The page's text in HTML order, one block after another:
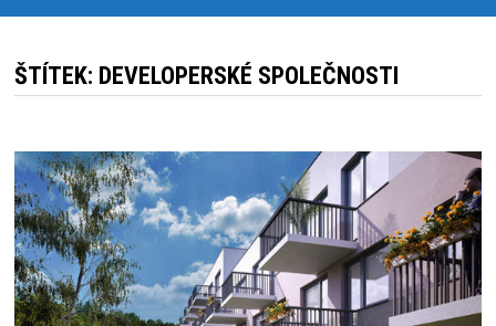
ŠTÍTEK: DEVELOPERSKÉ SPOLEČNOSTI